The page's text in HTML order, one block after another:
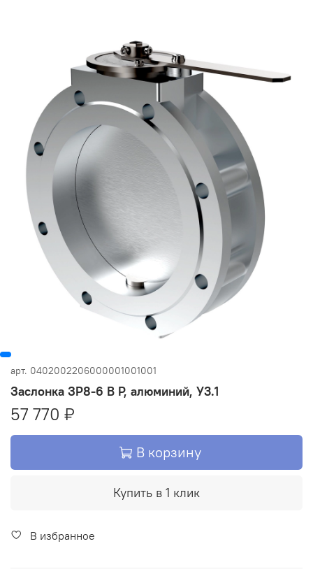
арт. 0402002206000001001001
Заслонка ЗР8-6 В Р, алюминий, У3.1
57 770 ₽
В корзину
Купить в 1 клик
В избранное